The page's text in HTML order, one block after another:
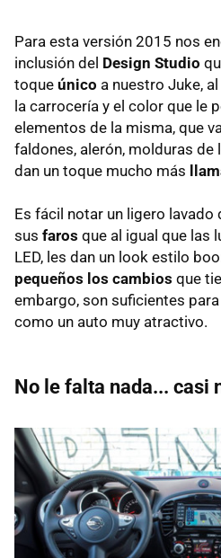
Para esta versión 2015 nos
inclusión del Design Studio
toque único a nuestro Juke,
la carrocería y el color que le
elementos de la misma, que
faldones, alerón, molduras de
dan un toque mucho más
Es fácil notar un ligero lavado
sus faros que al igual que las
LED, les dan un look estilo
pequeños los cambios que
embargo, son suficientes
como un auto muy atractivo.
No le falta nada... casi